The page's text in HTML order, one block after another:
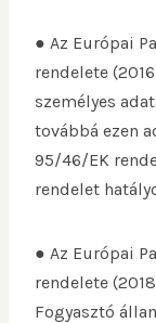
● Az Európai
rendelete
személyes
továbbá ezen
95/46/EK
rendelet
● Az Európai
rendelete
Fogyasztó